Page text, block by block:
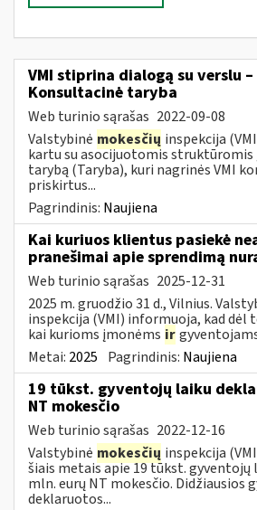
VMI stiprina dialogą su verslu
Konsultacinė taryba
Web turinio sąrašas 2022-09-08
Valstybinė mokesčių inspekcija
kartu su asocijuotomis
tarybą (Taryba), kuri nagrinės VMI
priskirtus...
Pagrindinis: Naujiena
Kai kuriuos klientus pasiekė
pranešimai apie sprendimą
Web turinio sąrašas 2025-12-31
2025 m. gruodžio 31 d., Vilnius.
inspekcija (VMI) informuoja, kad
kai kurioms įmonėms ir
Metai: 2025 Pagrindinis: Naujiena
19 tūkst. gyventojų laiku
NT mokesčio
Web turinio sąrašas 2022-12-16
Valstybinė mokesčių inspekcija
šiais metais apie 19 tūkst. gyventojų
mln. eurų NT mokesčio. Didžiausios
deklaruotos...